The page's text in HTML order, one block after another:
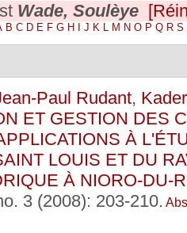
Wade, Soulèye
B C D E F G H J K L M N O P Q R S
Paul Rudant,
ET GESTION DES
À
LOUIS ET DU
À NIORO-DU-
3 (2008): 203-210.